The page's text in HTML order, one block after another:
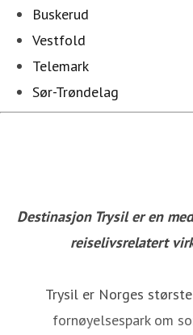
Buskerud
Vestfold
Telemark
Sør-Trøndelag
Destinasjon Trysil er en
reiselivsrelatert
Trysil er Norges
fornøyelsespark om